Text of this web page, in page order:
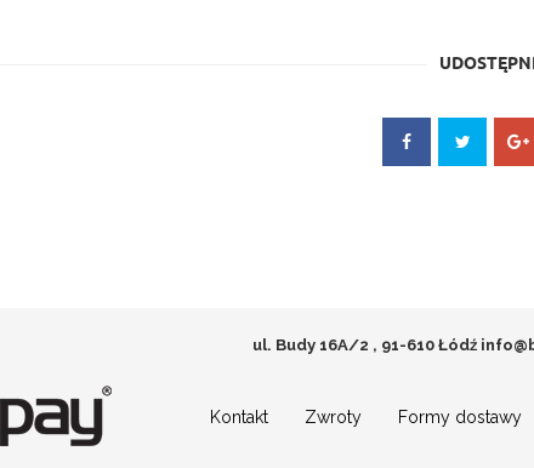
ul. Budy 16A/2 , 91-610 Łódź
Formy dostawy
Zwroty
Kontakt